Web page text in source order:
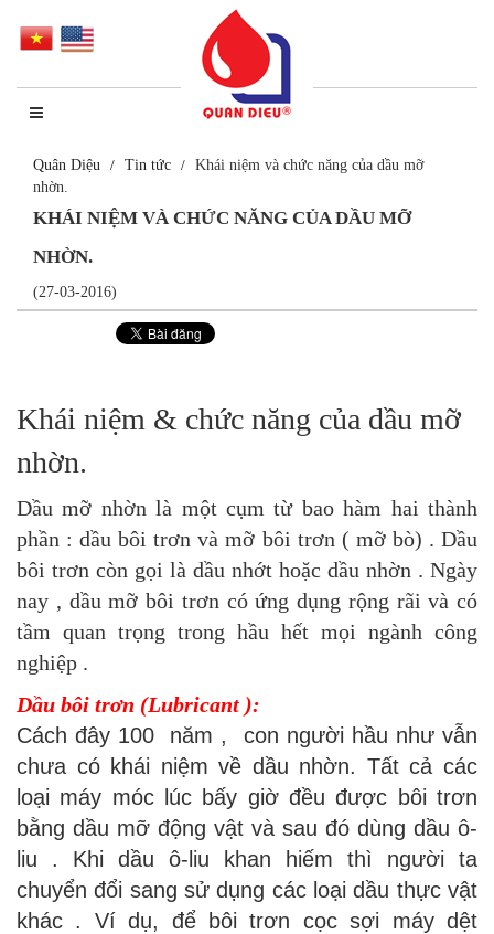
Quân Diệu Tin tức
Khái niệm và chức năng của dầu mỡ
nhờn.
KHÁI NIỆM VÀ CHỨC NĂNG CỦA DẦU MỠ
NHỜN.
(27-03-2016)
Khái niệm & chức năng của dầu mỡ
nhờn.
Dầu mỡ nhờn là một cụm từ bao hàm hai thành
phần : dầu bôi trơn và mỡ bôi trơn ( mỡ bò) . Dầu
bôi trơn còn gọi là dầu nhớt hoặc dầu nhờn . Ngày
nay , dầu mỡ bôi trơn có ứng dụng rộng rãi và có
tầm quan trọng trong hầu hết mọi ngành công
nghiệp .
Dầu bôi trơn (Lubricant ):
Cách đây 100 năm , con người hầu như vẫn
chưa có khái niệm về dầu nhờn. Tất cả các
loại máy móc lúc bấy giờ đều được bôi trơn
bằng dầu mỡ động vật và sau đó dùng dầu ô-
liu . Khi dầu ô-liu khan hiếm thì người ta
chuyển đổi sang sử dụng các loại dầu thực vật
khác . Ví dụ, để bôi trơn cọc sợi máy dệt